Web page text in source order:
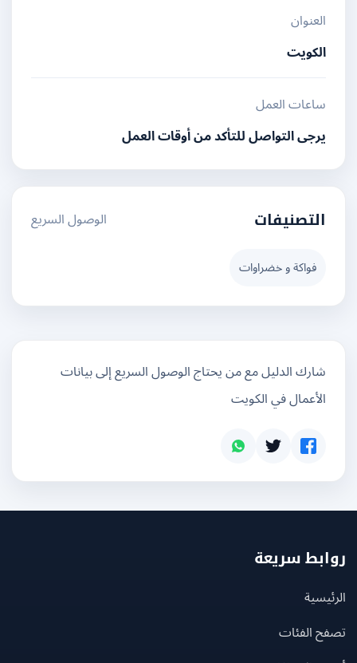
العنوان
الكويت
ساعات العمل
يرجى التواصل للتأكد من أوقات العمل
التصنيفات الوصول السريع
فواكة و خضراوات
شارك الدليل مع من يحتاج الوصول السريع إلى بيانات
الأعمال في الكويت
سريعة
الفئات